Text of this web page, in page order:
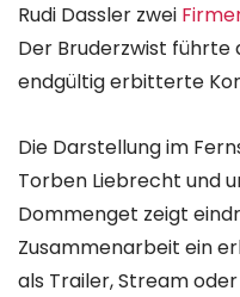
Rudi Dassler zwei
Der Bruderzwist führte
endgültig erbitterte
Die Darstellung im
Torben Liebrecht und
Dommenget zeigt
Zusammenarbeit ein
als Trailer, Stream